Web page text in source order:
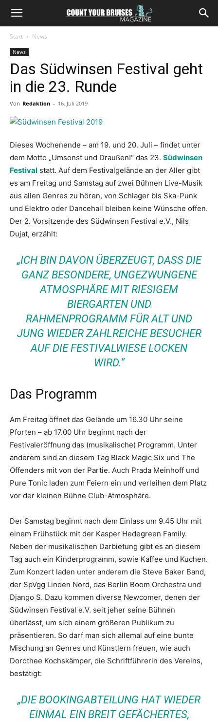
Start News
News
Das Südwinsen Festival geht
in die 23. Runde
Von Redaktion - 16. Juli 2019
Dieses Wochenende – am 19. und 20. Juli – findet unter
dem Motto „Umsonst und Draußen!“ das 23. Südwinsen
Festival statt. Auf dem Festivalgelände an der Aller gibt
es am Freitag und Samstag auf zwei Bühnen Live-Musik
aus allen Genres zu hören, von Schlager bis Ska-Punk
und Elektro oder Dancehall bleiben keine Wünsche offen.
Der 2. Vorsitzende des Südwinsen Festival e.V., Nils
Dujat, erzählt:
„ICH BIN DAVON ÜBERZEUGT, DASS DIE
GANZ BESONDERE, UNGEZWUNGENE
ATMOSPHÄRE MIT RIESIGEM
BIERGARTEN UND
RAHMENPROGRAMM FÜR ALT UND
JUNG WIEDER ZAHLREICHE BESUCHER
AUF DIE FESTIVALWIESE LOCKEN
WIRD.“
Das Programm
Am Freitag öffnet das Gelände um 16.30 Uhr seine
Pforten – ab 17.00 Uhr beginnt nach der
Festivaleröffnung das (musikalische) Programm. Unter
anderem sind an diesem Tag Black Magic Six und The
Offenders mit von der Partie. Auch Prada Meinhoff und
Pure Tonic laden zum Feiern ein und verleihen dem Platz
vor der kleinen Bühne Club-Atmosphäre.
Der Samstag beginnt nach dem Einlass um 9.45 Uhr mit
einem Frühstück mit der Kasper Hedegreen Family.
Neben der musikalischen Darbietung gibt es an diesem
Tag auch ein Kinderprogramm, sowie Kaffee und Kuchen.
Zum Konzert laden unter anderem die Steve Baker Band,
der SpVgg Linden Nord, das Berlin Boom Orchestra und
Django S. Dazu kommen diverse Newcomer, denen der
Südwinsen Festival e.V. seit jeher seine Bühnen
überlässt, um sich einem größeren Publikum zu
präsentieren. So darf man sich allemal auf eine bunte
Mischung an Genres und Künstlern freuen, wie auch
Dorothee Kochskämper, die Schriftführerin des Vereins,
bestätigt:
„DIE BOOKINGABTEILUNG HAT WIEDER
EINMAL EIN BREIT GEFÄCHERTES,